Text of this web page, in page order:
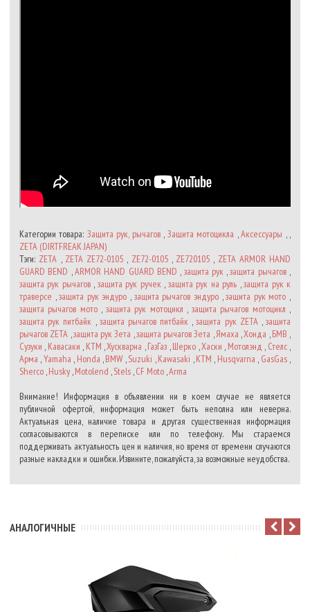
Категории товара: Защита рук, рычагов, Защита мотоцикла ,Аксессуары , ,
ZETA (DIRTFREAK JAPAN)
Тэги: ZETA , ZETA ZE72-0105 , ZE72-0105, ZE720105 , ZETA ARMOR HAND
GUARD BEND ,ARMOR HAND GUARD BEND , защита рук ,защита рычагов,
защита рук рычагов, защита рук ручек , защита рук на руль ,защита рук к
траверсе ,защита рук эндуро , защита рычагов эндуро,защита рук мото ,
защита рычагов мото, защита рук мотоцикл , защита рычагов мотоцикл ,
защита рук питбайк , защита рычагов питбайк ,защита рук ZETA,защита
рычагов ZETA ,защита рук Зета ,защита рычагов Зета ,Ямаха ,Хонда ,БМВ ,
Сузуки , Кавасаки , КТМ ,Хускварна ,ГазГаз ,Шерко ,Хаски , Мотолэнд , Стелс,
Арма ,Yamaha , Honda ,BMW,Suzuki ,Kawasaki ,KTM , Husqvarna , GasGas,
Sherco ,Husky ,Motolend ,Stels ,CF Moto ,Arma
Внимание! Информация в объявлении ни в коем случае не является
публичной офертой, информация может быть неполна или неверна.
Актуальная цена, наличие товара и другая существенная информация
согласовываются в переписке или по телефону. Мы стараемся
поддерживать актуальность цен и наличия, но время от времени случаются
разные накладки и ошибки. Извините, пожалуйста, за возможные неудобства.
АНАЛОГИЧНЫЕ